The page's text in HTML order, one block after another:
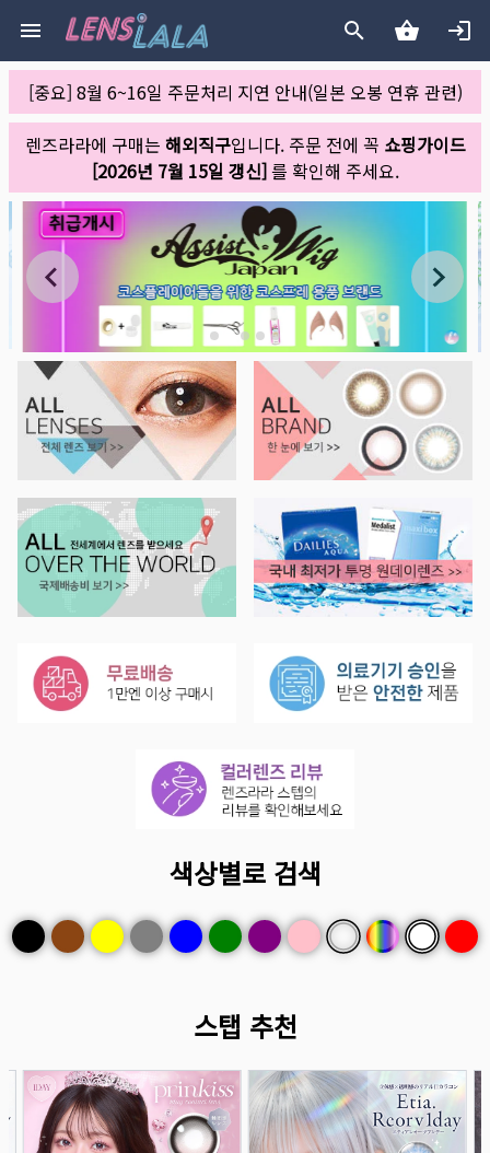
[중요] 8월 6~16일 주문처리 지연 안내(일본 오봉 연휴 관련)
렌즈라라에 구매는 해외직구입니다. 주문 전에 꼭 쇼핑가이드
[2026년 7월 15일 갱신]를 확인해 주세요.
색상별로 검색
스탭 추천